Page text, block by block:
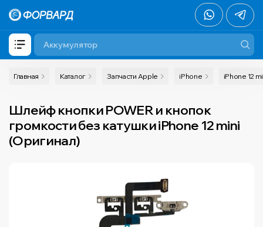
Главная Каталог Запчасти Apple iPhone iPhone 12
Шлейф кнопки POWER и кнопок
громкости без катушки iPhone 12 mini
(Оригинал)